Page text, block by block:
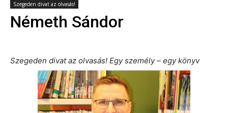
Szegeden divat az olvasás!
Németh Sándor
Szegeden divat az olvasás! Egy személy – egy könyv